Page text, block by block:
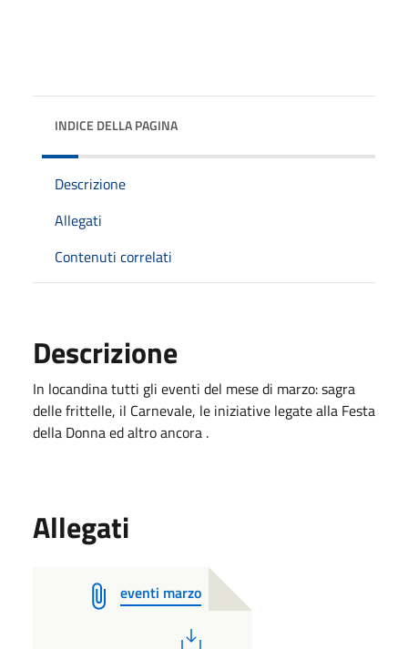
INDICE DELLA PAGINA
Descrizione
Allegati
Contenuti correlati
Descrizione
In locandina tutti gli eventi del mese di marzo: sagra
delle frittelle, il Carnevale, le iniziative legate alla Festa
della Donna ed altro ancora .
Allegati
eventi marzo